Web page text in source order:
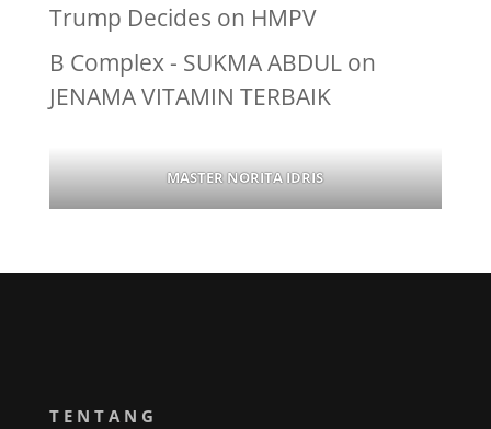
Trump Decides on HMPV
B Complex - SUKMA ABDULon
JENAMA VITAMIN TERBAIK
MASTER NORITA IDRIS
TENTANG